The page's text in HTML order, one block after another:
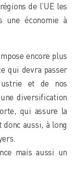
de l’UE les
une économie à
encore plus
qui devra passer
et de nos
diversification
qui assure la
aussi, à long
mais aussi un